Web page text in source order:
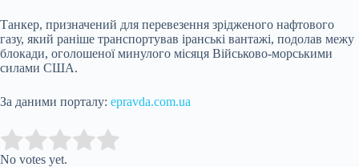
Танкер, призначений для перевезення зрідженого нафтового
газу, який раніше транспортував іранські вантажі, подолав межу
блокади, оголошеної минулого місяця Військово-морськими
силами США.
За даними порталу: epravda.com.ua
Rate this item:
No votes yet.